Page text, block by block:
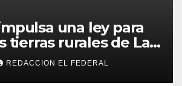
una ley para
tierras rurales de La
son los principales
REDACCION EL FEDERAL